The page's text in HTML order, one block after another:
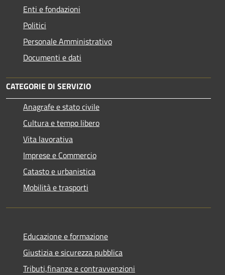
Enti e fondazioni
Politici
Personale Amministrativo
Documenti e dati
CATEGORIE DI SERVIZIO
Anagrafe e stato civile
Cultura e tempo libero
Vita lavorativa
Imprese e Commercio
Catasto e urbanistica
Mobilità e trasporti
Educazione e formazione
Giustizia e sicurezza pubblica
Tributi,finanze e contravvenzioni